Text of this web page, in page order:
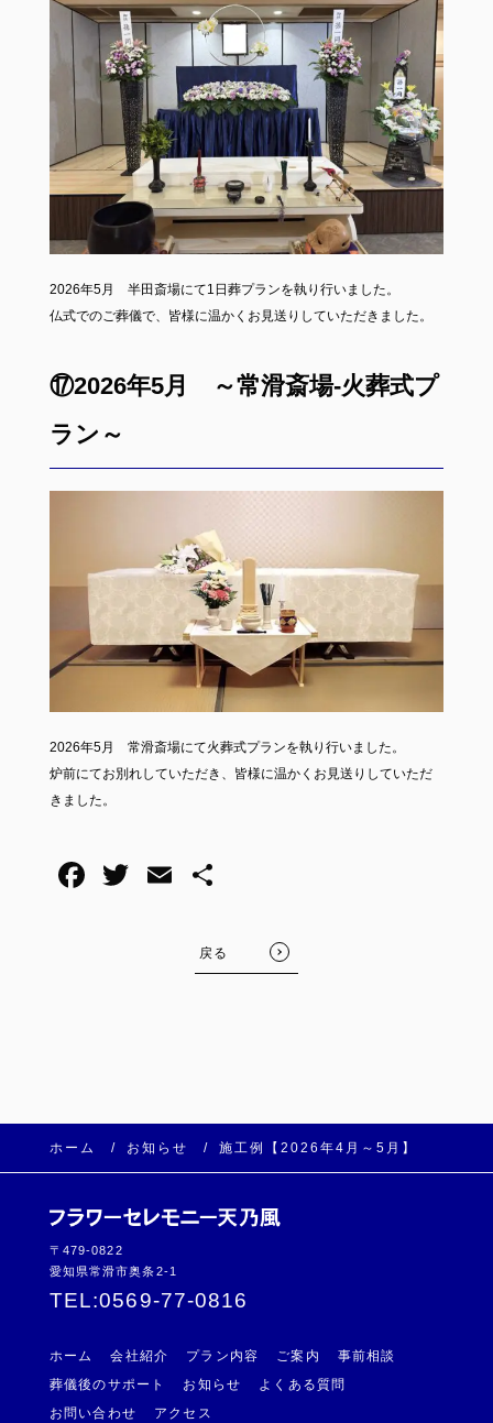
2026年5月 半田斎場にて1日葬プランを執り行いました。
仏式でのご葬儀で、皆様に温かくお見送りしていただきました。
⑰2026年5月 ～常滑斎場-火葬式プ
ラン～
2026年5月 常滑斎場にて火葬式プランを執り行いました。
炉前にてお別れしていただき、皆様に温かくお見送りしていただ
きました。
F
k
T
E
ail
戻る
ホーム お知らせ 施工例【2026年4月～5月】
〒479-0822
愛知県常滑市奥条2-1
TEL:0569-77-0816
ホーム 会社紹介 プラン内容 ご案内
事前相談
葬儀後のサポート
お知らせ
よくある質問
お問い合わせ
アクセス